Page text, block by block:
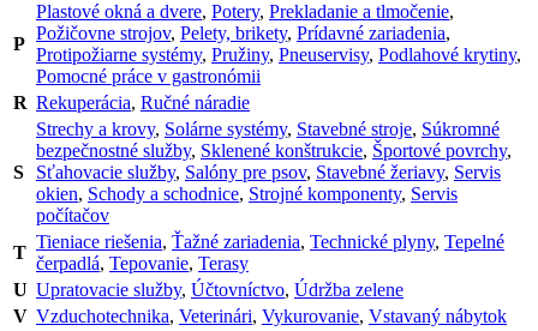
P
Plastové okná a dvere, Potery, Prekladanie a tlmočenie,
Požičovne strojov, Pelety, brikety, Prídavné zariadenia,
Protipožiarne systémy, Pružiny, Pneuservisy, Podlahové krytiny,
Pomocné práce v gastronómii
R Rekuperácia, Ručné náradie
S
Strechy a krovy, Solárne systémy, Stavebné stroje, Súkromné
bezpečnostné služby, Sklenené konštrukcie, Športové povrchy,
Sťahovacie služby, Salóny pre psov, Stavebné žeriavy, Servis
okien, Schody a schodnice, Strojné komponenty, Servis
počítačov
T
Tieniace riešenia, Ťažné zariadenia, Technické plyny, Tepelné
čerpadlá, Tepovanie, Terasy
U Upratovacie služby, Účtovníctvo, Údržba zelene
V Vzduchotechnika, Veterinári, Vykurovanie, Vstavaný nábytok